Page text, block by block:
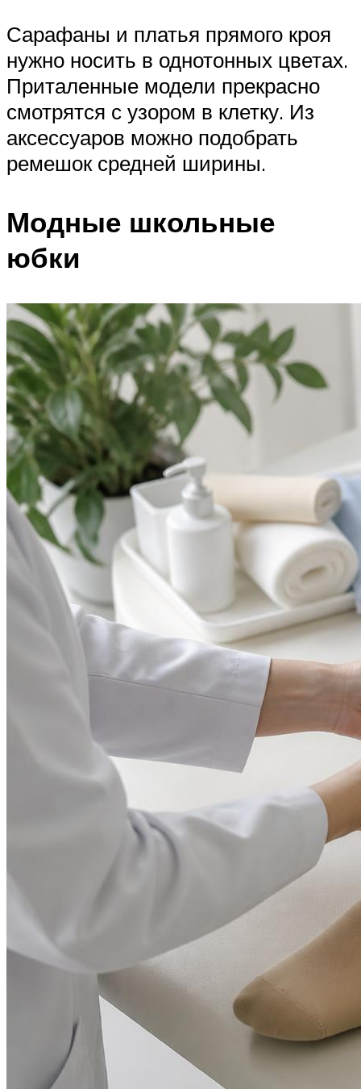
Сарафаны и платья прямого кроя
нужно носить в однотонных цветах.
Приталенные модели прекрасно
смотрятся с узором в клетку. Из
аксессуаров можно подобрать
ремешок средней ширины.
Модные школьные
юбки